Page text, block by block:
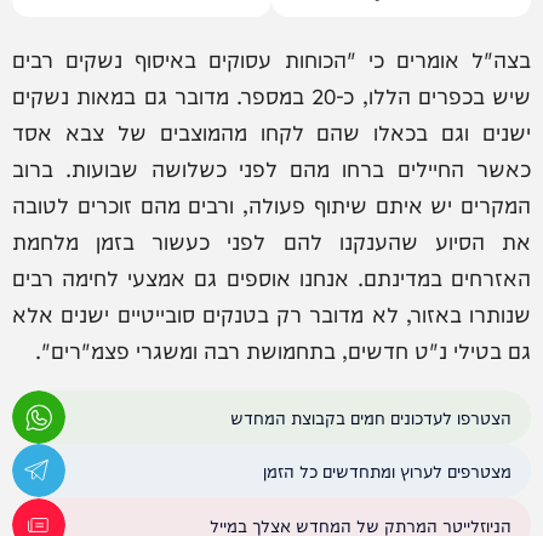
בצה"ל אומרים כי "הכוחות עסוקים באיסוף נשקים רבים
שיש בכפרים הללו, כ-20 במספר. מדובר גם במאות נשקים
ישנים וגם בכאלו שהם לקחו מהמוצבים של צבא אסד
כאשר החיילים ברחו מהם לפני כשלושה שבועות. ברוב
המקרים יש איתם שיתוף פעולה, ורבים מהם זוכרים לטובה
את הסיוע שהענקנו להם לפני כעשור בזמן מלחמת
האזרחים במדינתם. אנחנו אוספים גם אמצעי לחימה רבים
שנותרו באזור, לא מדובר רק בטנקים סובייטיים ישנים אלא
גם בטילי נ"ט חדשים, בתחמושת רבה ומשגרי פצמ"רים".
הצטרפו לעדכונים חמים בקבוצת המחדש
מצטרפים לערוץ ומתחדשים כל הזמן
הניוזלייטר המרתק של המחדש אצלך במייל